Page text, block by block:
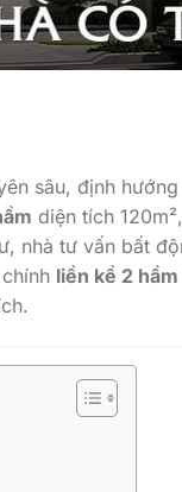
sâu, định
diện tích
nhà tư vấn bất
liền kề 2 hầm